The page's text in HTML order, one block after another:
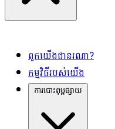
ពួកយើងជានរណា?
កម្មវិធីរបស់យើង